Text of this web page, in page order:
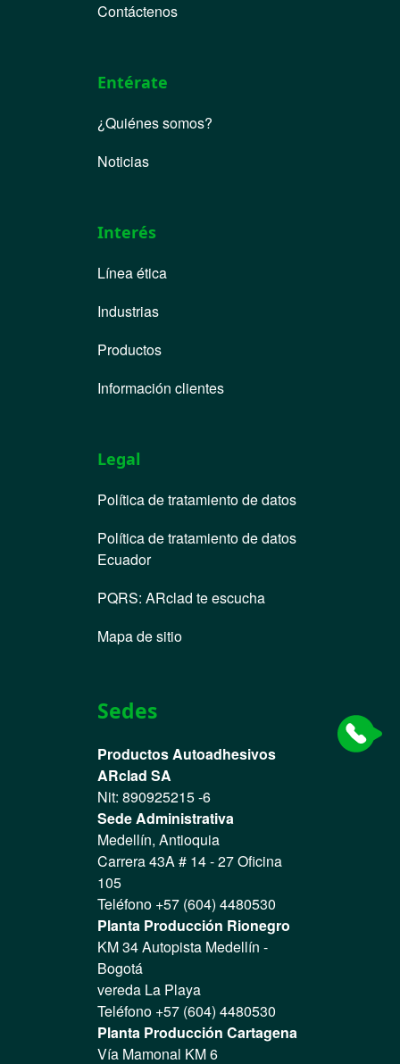
Contáctenos
Entérate
¿Quiénes somos?
Noticias
Interés
Línea ética
Industrias
Productos
Información clientes
Legal
Política de tratamiento de datos
Política de tratamiento de datos
Ecuador
PQRS: ARclad te escucha
Mapa de sitio
Sedes
Productos Autoadhesivos
ARclad SA
Nit: 890925215 -6
Sede Administrativa
Medellín, Antioquia
Carrera 43A # 14 - 27 Oficina
105
Teléfono +57 (604) 4480530
Planta Producción Rionegro
KM 34 Autopista Medellín -
Bogotá
vereda La Playa
Teléfono +57 (604) 4480530
Planta Producción Cartagena
Vía Mamonal KM 6